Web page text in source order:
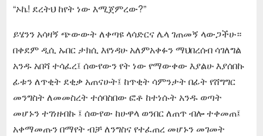
“ኦኬ! ደረትህ ከየት ነው እሚጀምረው?”
ይሄንን አሳዛኝ ጭውውት ለቀጣዩ ላሳድርና ሌላ ገጠመኝ ላውጋችሁ።
በቀደም ዲሲ ኡበር ታክሲ እየነዳሁ አለምአቀፉን ማህበረሰብ ሳገለግል
አንዱ አበሻ ተሳፈረ፤ ሰውየውን የት ነው የማውቀው እያልሁ እያሰበኩ
ፊቱን ለጥቂት ደቂቃ አጠናሁት፤ ከጥቂት ሳምንታት በፊት የሸግግር
መንግስት ለመመስረት ተሰባስበው ፎቶ ከተነሱት አንዱ ወጣት
መሆኑን ተገነዘብኩ ፤ ሰውየው ከሁዋላ ወንበር ለጠጥ ብሎ ተቀመጠ፤
አቀማመጡን በማየት ብቻ ለንግስና የተፈጠረ መሆኑን መገመት